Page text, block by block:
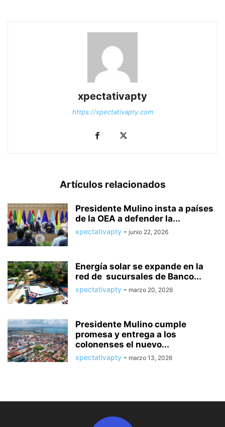
xpectativapty
https://xpectativapty.com
Artículos relacionados
Presidente Mulino insta a países
de la OEA a defender la...
xpectativapty - junio 22, 2026
Energía solar se expande en la
red de sucursales de Banco...
xpectativapty - marzo 20, 2026
Presidente Mulino cumple
promesa y entrega a los
colonenses el nuevo...
xpectativapty - marzo 13, 2026